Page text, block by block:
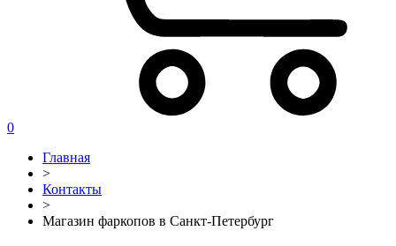
0
Главная
>
Контакты
>
Магазин фаркопов в Санкт-Петербург